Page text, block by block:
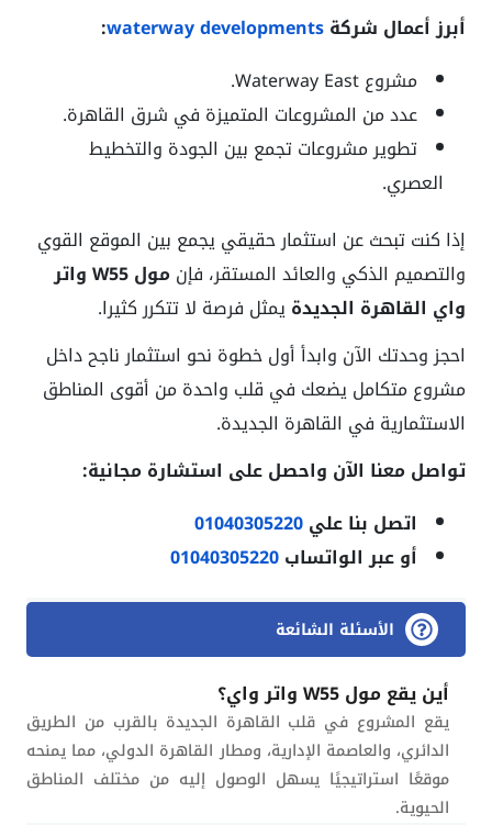
أبرز أعمال شركةwaterway developments
:
مشروع Waterway East.
عدد من المشروعات المتميزة في شرق القاهرة.
تطوير مشروعات تجمع بين الجودة والتخطيط
العصري.
إذا كنت تبحث عن استثمار حقيقي يجمع بين الموقع القوي
والتصميم الذكي والعائد المستقر، فإن
مول W55 واتر
واي القاهرة الجديدةيمثل فرصة لا تتكرر كثيرا.
احجز وحدتك الآن وابدأ أول خطوة نحو استثمار ناجح داخل
مشروع متكامل يضعك في قلب واحدة من أقوى المناطق
الاستثمارية في القاهرة الجديدة.
تواصل معنا الآن واحصل على استشارة مجانية:
اتصل بنا علي01040305220
أو عبر الواتساب01040305220
الأسئلة الشائعة
أين يقع مول W55 واتر واي؟
يقع المشروع في قلب القاهرة الجديدة بالقرب من الطريق
الدائري، والعاصمة الإدارية، ومطار القاهرة الدولي، مما يمنحه
موقعًا استراتيجيًا يسهل الوصول إليه من مختلف المناطق
الحيوية.